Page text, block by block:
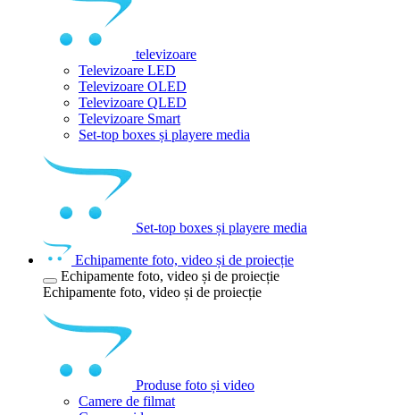
televizoare
Televizoare LED
Televizoare OLED
Televizoare QLED
Televizoare Smart
Set-top boxes și playere media
Set-top boxes și playere media
Echipamente foto, video și de proiecție
Echipamente foto, video și de proiecție
Echipamente foto, video și de proiecție
Produse foto și video
Camere de filmat